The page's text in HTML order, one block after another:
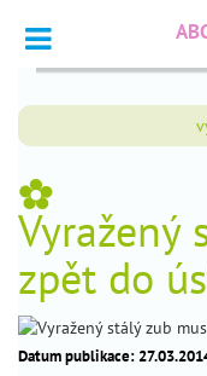
_ Dotazy
_
Výpočet
termínu
_ Fórum
čtenářů
_
Vyražený
zpět do
Datum publikace: